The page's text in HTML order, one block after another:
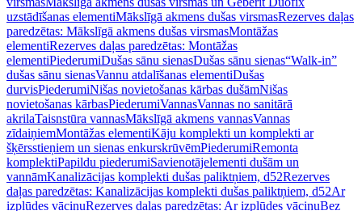
uzstādīšanas elementiMākslīgā akmens dušas virsmasRezerves daļas
paredzētas: Mākslīgā akmens dušas virsmasMontāžas
elementiRezerves daļas paredzētas: Montāžas
elementiPiederumiDušas sānu sienasDušas sānu sienas“Walk-in”
dušas sānu sienasVannu atdalīšanas elementiDušas
durvisPiederumiNišas novietošanas kārbas dušāmNišas
novietošanas kārbasPiederumiVannasVannas no sanitārā
akrilaTaisnstūra vannasMākslīgā akmens vannasVannas
zīdaiņiemMontāžas elementiKāju komplekti un komplekti ar
šķērsstieņiem un sienas enkurskrūvēmPiederumiRemonta
komplektiPapildu piederumiSavienotājelementi dušām un
vannāmKanalizācijas komplekti dušas paliktņiem, d52Rezerves
daļas paredzētas: Kanalizācijas komplekti dušas paliktņiem, d52Ar
izplūdes vāciņuRezerves daļas paredzētas: Ar izplūdes vāciņuBez